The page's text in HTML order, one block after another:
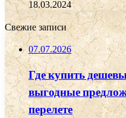
18.03.2024
Свежие записи
07.07.2026
Где купить
выгодные
перелете